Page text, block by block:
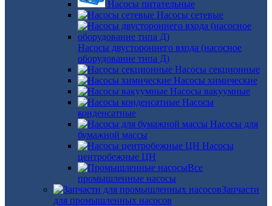
Насосы питательные
Насосы сетевые
Насосы двустороннего входа (насосное
оборудование типа Д)
Насосы секционные
Насосы химические
Насосы вакуумные
Насосы
конденсатные
Насосы для
бумажной массы
Насосы
центробежные ЦН
Все
промышленные насосы
Запчасти
для промышленных насосов